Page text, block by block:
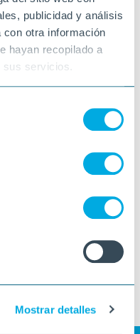
publicidad y análisis
con otra información
hayan recopilado a
servicios.
Mostrar detalles